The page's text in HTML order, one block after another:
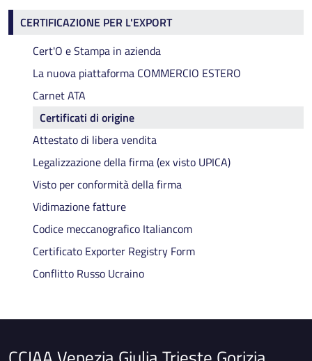
Certificazione per l'export
CERTIFICAZIONE PER L'EXPORT
Cert'O e Stampa in azienda
La nuova piattaforma COMMERCIO ESTERO
Carnet ATA
Certificati di origine
Attestato di libera vendita
Legalizzazione della firma (ex visto UPICA)
Visto per conformità della firma
Vidimazione fatture
Codice meccanografico Italiancom
Certificato Exporter Registry Form
Conflitto Russo Ucraino